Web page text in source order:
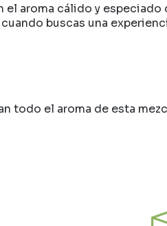
aroma cálido y
buscas una
todo el aroma de esta